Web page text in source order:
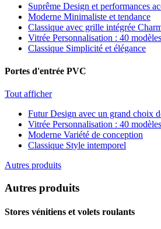
Suprême Design et performances
Moderne Minimaliste et tendance
Classique avec grille intégrée
Vitrée Personnalisation : 40
Classique Simplicité et élégance
Portes d'entrée PVC
Tout afficher
Futur Design avec un grand choix
Vitrée Personnalisation : 40
Moderne Variété de conception
Classique Style intemporel
Autres produits
Autres produits
Stores vénitiens et volets roulants